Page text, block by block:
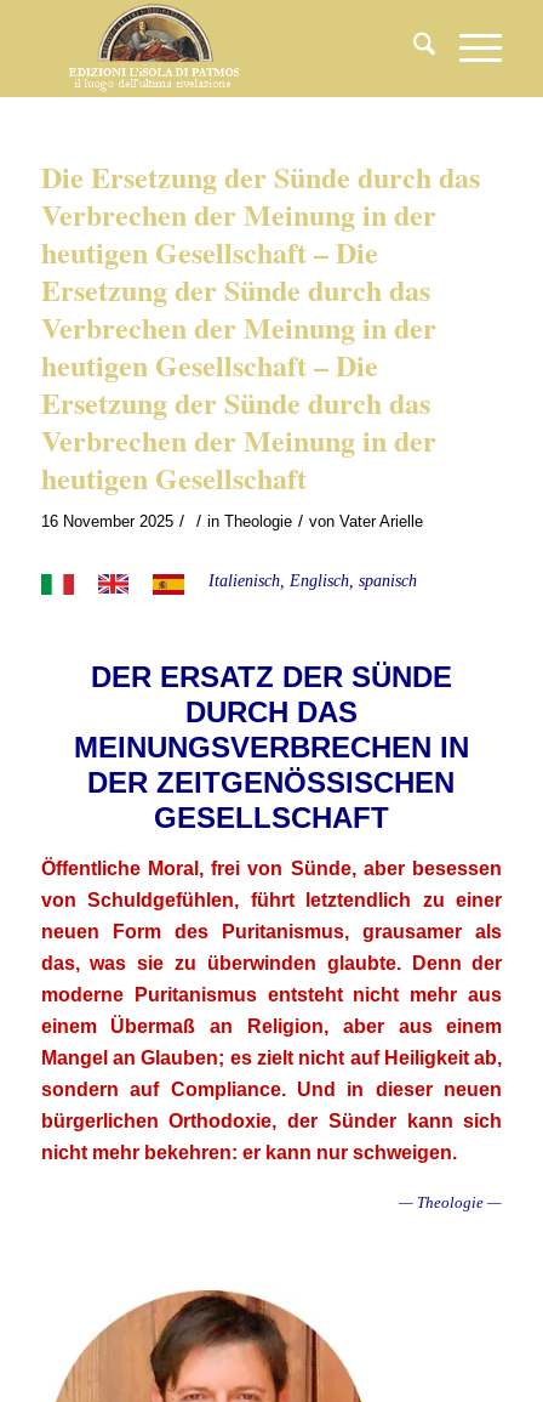
Die Ersetzung der Sünde durch das
Verbrechen der Meinung in der
heutigen Gesellschaft – Die
Ersetzung der Sünde durch das
Verbrechen der Meinung in der
heutigen Gesellschaft – Die
Ersetzung der Sünde durch das
Verbrechen der Meinung in der
heutigen Gesellschaft
16 November 2025 / / in Theologie / von Vater Arielle
Italienisch, Englisch, spanisch
DER ERSATZ DER SÜNDE
DURCH DAS
MEINUNGSVERBRECHEN IN
DER ZEITGENÖSSISCHEN
GESELLSCHAFT
Öffentliche Moral, frei von Sünde, aber besessen
von Schuldgefühlen, führt letztendlich zu einer
neuen Form des Puritanismus, grausamer als
das, was sie zu überwinden glaubte. Denn der
moderne Puritanismus entsteht nicht mehr aus
einem Übermaß an Religion, aber aus einem
Mangel an Glauben; es zielt nicht auf Heiligkeit ab,
sondern auf Compliance. Und in dieser neuen
bürgerlichen Orthodoxie, der Sünder kann sich
nicht mehr bekehren: er kann nur schweigen.
— Theologie —